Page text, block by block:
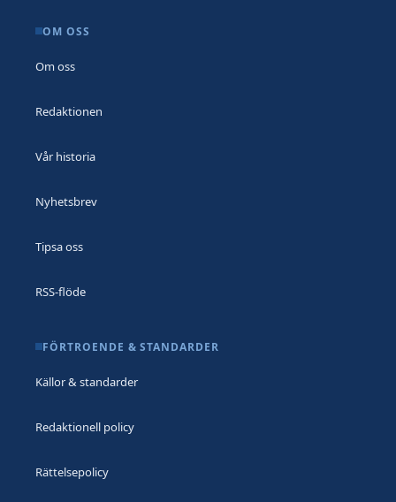
OM OSS
Om oss
Redaktionen
Vår historia
Nyhetsbrev
Tipsa oss
RSS-flöde
FÖRTROENDE & STANDARDER
Källor & standarder
Redaktionell policy
Rättelsepolicy